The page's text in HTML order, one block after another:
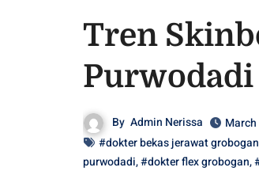
Tren
Purwodadi
By Admin Nerissa
#dokter bekas jerawat grobogan
purwodadi,#dokter flex grobogan,